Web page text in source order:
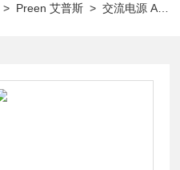
> Preen 艾普斯 >交流电源 AFC系列